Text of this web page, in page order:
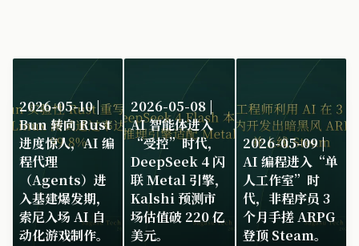
2026-05-10 |
Bun 转向 Rust
进度惊人，AI 编
程代理
（Agents）进
入基建爆发期，
索尼入场 AI 自
动化游戏制作。
2026-05-08 |
AI 智能体进入
“受控”时代，
DeepSeek 4 闪
联 Metal 引擎，
Kalshi 预测市
场估值破 220 亿
美元。
2026-05-09 |
AI 编程进入“单
人工作室”时
代，非程序员 3
个月手搓 ARPG
登顶 Steam。